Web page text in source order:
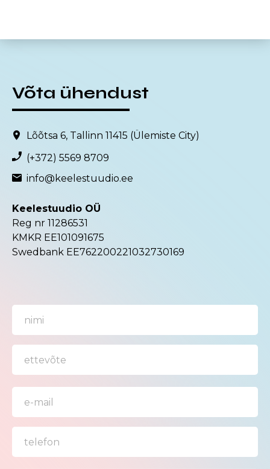
Võta ühendust
Lõõtsa 6, Tallinn 11415 (Ülemiste City)
(+372) 5569 8709
info@keelestuudio.ee
Keelestuudio OÜ
Reg nr 11286531
KMKR EE101091675
Swedbank EE762200221032730169